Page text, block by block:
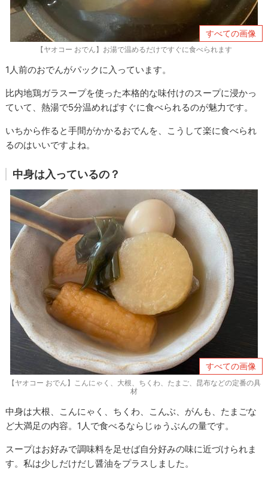
すべての画像
【ヤオコー おでん】お湯で温めるだけですぐに食べられます
1人前のおでんがパックに入っています。
比内地鶏ガラスープを使った本格的な味付けのスープに浸かっ
ていて、熱湯で5分温めればすぐに食べられるのが魅力です。
いちから作ると手間がかかるおでんを、こうして楽に食べられ
るのはいいですよね。
中身は入っているの？
すべての画像
【ヤオコー おでん】こんにゃく、大根、ちくわ、たまご、昆布などの定番の具
材
中身は大根、こんにゃく、ちくわ、こんぶ、がんも、たまごな
ど大満足の内容。1人で食べるならじゅうぶんの量です。
スープはお好みで調味料を足せば自分好みの味に近づけられま
す。私は少しだけだし醤油をプラスしました。